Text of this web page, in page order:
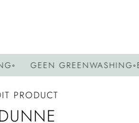
GEEN GREENWASHING◦
PRODUCT